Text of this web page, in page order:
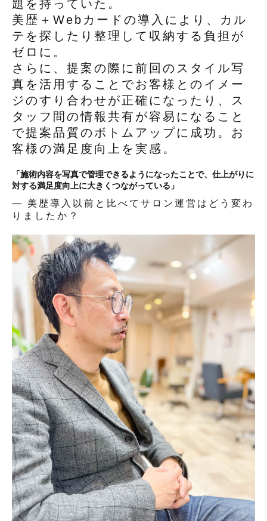
題を持っていた。
美歴＋Webカードの導入により、カル
テを探したり整理して収納する負担が
ゼロに。
さらに、提案の際に前回のスタイル写
真を活用することでお客様とのイメー
ジのすり合わせが正確になったり、ス
タッフ間の情報共有が容易になること
で提案品質のボトムアップに成功。お
客様の満足度向上を実感。
「施術内容を写真で管理できるようになったことで、仕上がりに
対する満足度向上に大きくつながっている」
— 美歴導入以前と比べてサロン運営はどう変わ
りましたか？